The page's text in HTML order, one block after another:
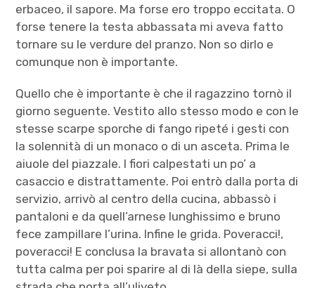
erbaceo, il sapore. Ma forse ero troppo eccitata. O
forse tenere la testa abbassata mi aveva fatto
tornare su le verdure del pranzo. Non so dirlo e
comunque non è importante.
Quello che è importante è che il ragazzino tornò il
giorno seguente. Vestito allo stesso modo e con le
stesse scarpe sporche di fango ripeté i gesti con
la solennità di un monaco o di un asceta. Prima le
aiuole del piazzale. I fiori calpestati un po’ a
casaccio e distrattamente. Poi entrò dalla porta di
servizio, arrivò al centro della cucina, abbassò i
pantaloni e da quell’arnese lunghissimo e bruno
fece zampillare l’urina. Infine le grida. Poveracci!,
poveracci! E conclusa la bravata si allontanò con
tutta calma per poi sparire al di là della siepe, sulla